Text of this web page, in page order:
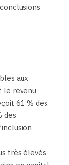
aux
le revenu
61 % des
des
très élevés